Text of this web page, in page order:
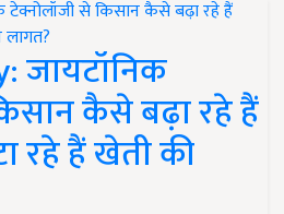
जायटॉनिक
कैसे बढ़ा रहे हैं
रहे हैं खेती की